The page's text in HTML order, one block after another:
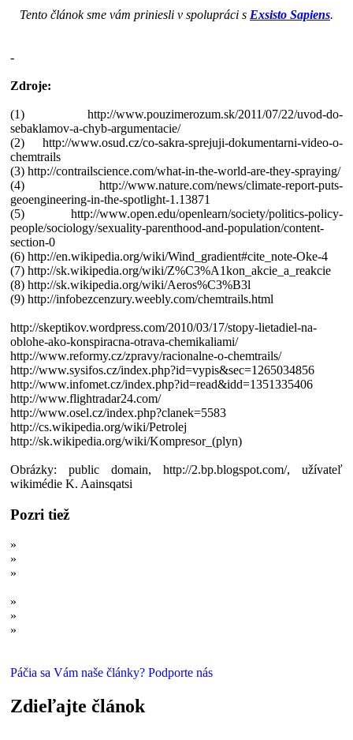
Tento článok sme vám priniesli v spolupráci s Exsisto Sapiens.
-
Zdroje:
(1) http://www.pouzimerozum.sk/2011/07/22/uvod-do-
sebaklamov-a-chyb-argumentacie/
(2) http://www.osud.cz/co-sakra-sprejuji-dokumentarni-video-o-
chemtrails
(3) http://contrailscience.com/what-in-the-world-are-they-spraying/
(4) http://www.nature.com/news/climate-report-puts-
geoengineering-in-the-spotlight-1.13871
(5) http://www.open.edu/openlearn/society/politics-policy-
people/sociology/sexuality-parenthood-and-population/content-
section-0
(6) http://en.wikipedia.org/wiki/Wind_gradient#cite_note-Oke-4
(7) http://sk.wikipedia.org/wiki/Z%C3%A1kon_akcie_a_reakcie
(8) http://sk.wikipedia.org/wiki/Aeros%C3%B3l
(9) http://infobezcenzury.weebly.com/chemtrails.html
http://skeptikov.wordpress.com/2010/03/17/stopy-lietadiel-na-
oblohe-ako-konspiracna-otrava-chemikaliami/
http://www.reformy.cz/zpravy/racionalne-o-chemtrails/
http://www.sysifos.cz/index.php?id=vypis&sec=1265034856
http://www.infomet.cz/index.php?id=read&idd=1351335406
http://www.flightradar24.com/
http://www.osel.cz/index.php?clanek=5583
http://cs.wikipedia.org/wiki/Petrolej
http://sk.wikipedia.org/wiki/Kompresor_(plyn)
Obrázky: public domain, http://2.bp.blogspot.com/, užívateľ
wikimédie K. Aainsqatsi
Pozri tiež
»
»
»
»
»
»
Páčia sa Vám naše články? Podporte nás
Zdieľajte článok